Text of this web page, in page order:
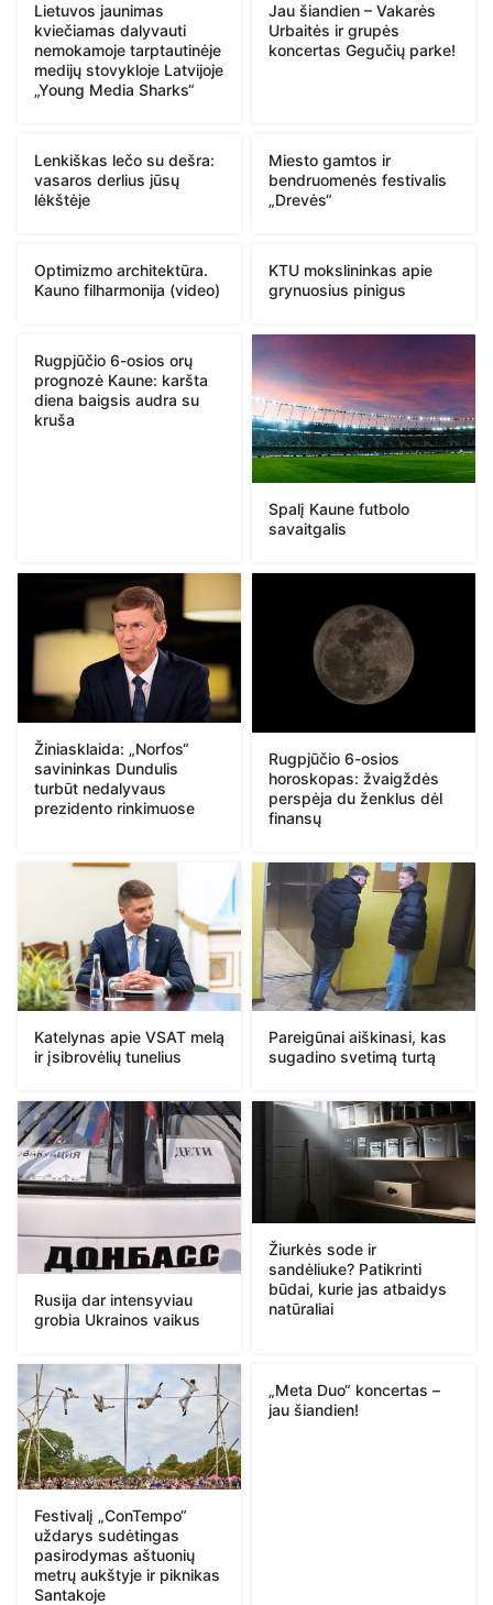
Lietuvos jaunimas
kviečiamas dalyvauti
nemokamoje tarptautinėje
medijų stovykloje Latvijoje
„Young Media Sharks“
Jau šiandien – Vakarės
Urbaitės ir grupės
koncertas Gegučių parke!
Lenkiškas lečo su dešra:
vasaros derlius jūsų
lėkštėje
Miesto gamtos ir
bendruomenės festivalis
„Drevės“
Optimizmo architektūra.
Kauno filharmonija (video)
KTU mokslininkas apie
grynuosius pinigus
Rugpjūčio 6-osios orų
prognozė Kaune: karšta
diena baigsis audra su
kruša
Spalį Kaune futbolo
savaitgalis
Žiniasklaida: „Norfos“
savininkas Dundulis
turbūt nedalyvaus
prezidento rinkimuose
Rugpjūčio 6-osios
horoskopas: žvaigždės
perspėja du ženklus dėl
finansų
Katelynas apie VSAT melą
ir įsibrovėlių tunelius
Pareigūnai aiškinasi, kas
sugadino svetimą turtą
Rusija dar intensyviau
grobia Ukrainos vaikus
Žiurkės sode ir
sandėliuke? Patikrinti
būdai, kurie jas atbaidys
natūraliai
Festivalį „ConTempo“
uždarys sudėtingas
pasirodymas aštuonių
metrų aukštyje ir piknikas
Santakoje
„Meta Duo“ koncertas –
jau šiandien!